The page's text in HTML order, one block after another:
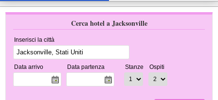
Cerca hotel a Jacksonville
Inserisci la città
Data arrivo Data partenza Stanze Ospiti